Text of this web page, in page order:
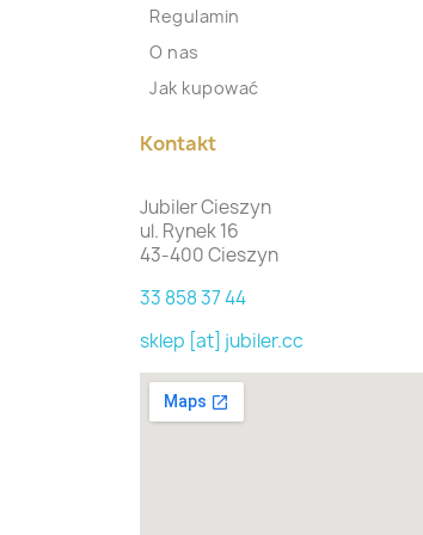
Regulamin
O nas
Jak kupować
Kontakt
Jubiler Cieszyn
ul. Rynek 16
43-400 Cieszyn
33 858 37 44
sklep [at] jubiler.cc